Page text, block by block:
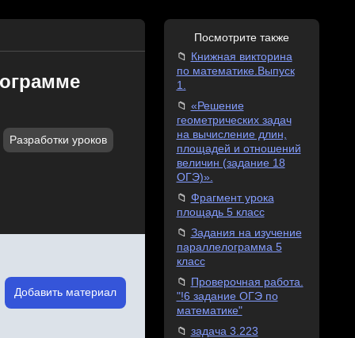
Разработки уроков
Добавить материал
Посмотрите также
Книжная викторина
по математике.Выпуск
1.
«Решение
геометрических задач
на вычисление длин,
площадей и отношений
величин (задание 18
ОГЭ)».
Фрагмент урока
площадь 5 класс
Задания на изучение
параллелограмма 5
класс
Проверочная работа.
"!6 задание ОГЭ по
математике"
задача 3.223